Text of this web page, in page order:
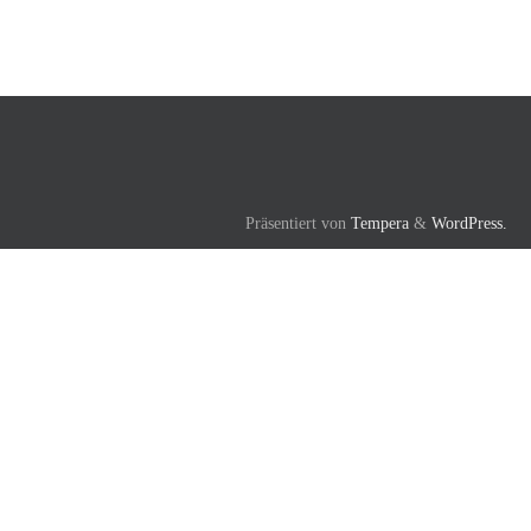
Präsentiert von Tempera & WordPress.